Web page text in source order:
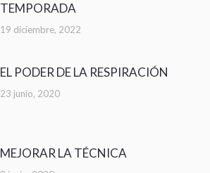
TEMPORADA
19 diciembre, 2022
EL PODER DE LA RESPIRACIÓN
23 junio, 2020
MEJORAR LA TÉCNICA